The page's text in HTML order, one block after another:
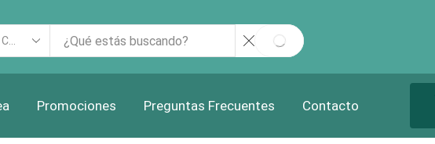
SEARCH
Promociones Preguntas Frecuentes Contacto